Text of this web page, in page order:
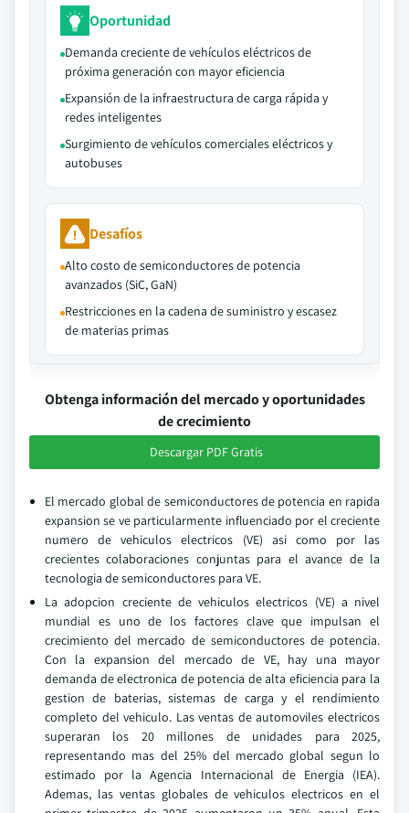
Oportunidad
Demanda creciente de vehículos eléctricos de
próxima generación con mayor eficiencia
Expansión de la infraestructura de carga rápida y
redes inteligentes
Surgimiento de vehículos comerciales eléctricos y
autobuses
Desafíos
Alto costo de semiconductores de potencia
avanzados (SiC, GaN)
Restricciones en la cadena de suministro y escasez
de materias primas
Obtenga información del mercado y oportunidades
de crecimiento
Descargar PDF Gratis
El mercado global de semiconductores de potencia en rapida
expansion se ve particularmente influenciado por el creciente
numero de vehiculos electricos (VE) asi como por las
crecientes colaboraciones conjuntas para el avance de la
tecnologia de semiconductores para VE.
La adopcion creciente de vehiculos electricos (VE) a nivel
mundial es uno de los factores clave que impulsan el
crecimiento del mercado de semiconductores de potencia.
Con la expansion del mercado de VE, hay una mayor
demanda de electronica de potencia de alta eficiencia para la
gestion de baterias, sistemas de carga y el rendimiento
completo del vehiculo. Las ventas de automoviles electricos
superaran los 20 millones de unidades para 2025,
representando mas del 25% del mercado global segun lo
estimado por la Agencia Internacional de Energia (IEA).
Ademas, las ventas globales de vehiculos electricos en el